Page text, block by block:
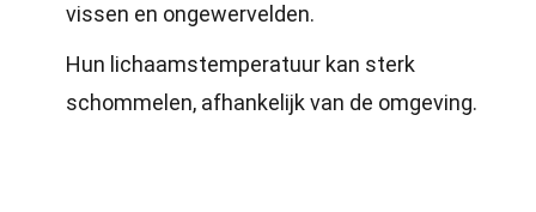
vissen en ongewervelden.
Hun lichaamstemperatuur kan sterk
schommelen, afhankelijk van de omgeving.